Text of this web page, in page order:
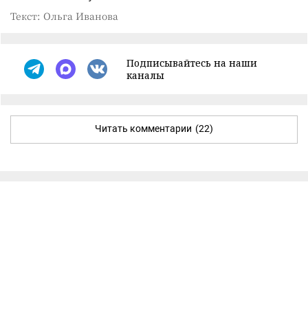
Текст: Ольга Иванова
Подписывайтесь на наши
каналы
Читать комментарии (22)